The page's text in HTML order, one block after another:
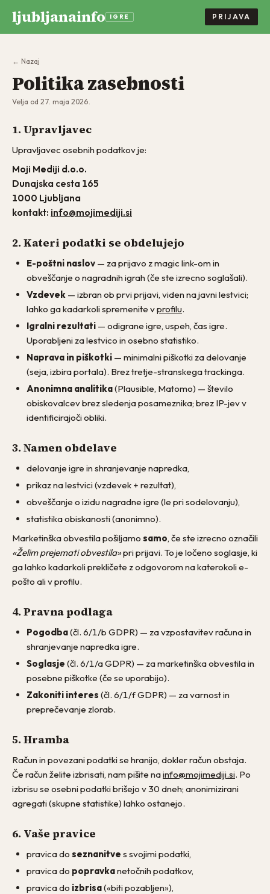
ljubljanainfo IGRE PRIJAVA
← Nazaj
Politika zasebnosti
Velja od 27. maja 2026.
1. Upravljavec
Upravljavec osebnih podatkov je:
Moji Mediji d.o.o.
Dunajska cesta 165
1000 Ljubljana
kontakt: info@mojimediji.si
2. Kateri podatki se obdelujejo
E-poštni naslov — za prijavo z magic link-om in
obveščanje o nagradnih igrah (če ste izrecno soglašali).
Vzdevek — izbran ob prvi prijavi, viden na javni lestvici;
lahko ga kadarkoli spremenite vprofilu.
Igralni rezultati — odigrane igre, uspeh, čas igre.
Uporabljeni za lestvico in osebno statistiko.
Naprava in piškotki — minimalni piškotki za delovanje
(seja, izbira portala). Brez tretje-stranskega trackinga.
Anonimna analitika(Plausible, Matomo) — število
obiskovalcev brez sledenja posameznika; brez IP-jev v
identificirajoči obliki.
3. Namen obdelave
delovanje igre in shranjevanje napredka,
prikaz na lestvici (vzdevek + rezultat),
obveščanje o izidu nagradne igre (le pri sodelovanju),
statistika obiskanosti (anonimno).
Marketinška obvestila pošiljamo samo, če ste izrecno označili
«Želim prejemati obvestila»pri prijavi. To je ločeno soglasje, ki
ga lahko kadarkoli prekličete z odgovorom na katerokoli e-
pošto ali v profilu.
4. Pravna podlaga
Pogodba(čl. 6/1/b GDPR) — za vzpostavitev računa in
shranjevanje napredka igre.
Soglasje (čl. 6/1/a GDPR) — za marketinška obvestila in
posebne piškotke (če se uporabijo).
Zakoniti interes (čl. 6/1/f GDPR) — za varnost in
preprečevanje zlorab.
5. Hramba
Račun in povezani podatki se hranijo, dokler račun obstaja.
Če račun želite izbrisati, nam pišite nainfo@mojimediji.si. Po
izbrisu se osebni podatki brišejo v 30 dneh; anonimizirani
agregati (skupne statistike) lahko ostanejo.
6. Vaše pravice
pravica do seznanitve s svojimi podatki,
pravica do popravkanetočnih podatkov,
pravica do izbrisa(«biti pozabljen»),